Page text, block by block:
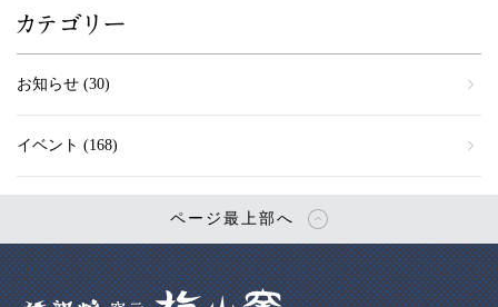
カテゴリー
お知らせ (30)
イベント (168)
ページ最上部へ